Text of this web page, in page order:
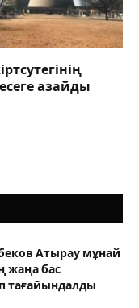
азайды
Атырау мұнай
жаңа бас
тағайындалды